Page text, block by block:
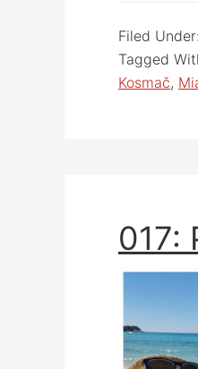
Filed Under:
Tagged
Kosmač,
017: